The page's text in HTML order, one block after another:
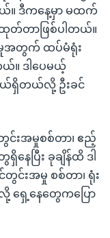
ယ်။ ဒီကနေ့မှာ မထက်
တာဖြစ်ပါတယ်။
မှုအတွက် ထပ်မံရုံး
ယ်။ ဒါပေမယ့်
ဖွယ်ရှိတယ်လို့ ဦးခင်
းအမှုစစ်တာ၊ ဧည့်
ပြီး ခုချိန်ထိ ဒါ
င်းအမှု စစ်တာ၊ ရုံး
ရှေ့နေတွေကပြော